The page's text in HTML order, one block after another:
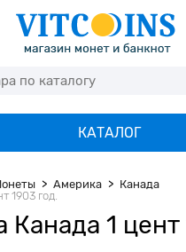
КАТАЛОГ
Америка
Канада
1903 год.
Канада 1 цент